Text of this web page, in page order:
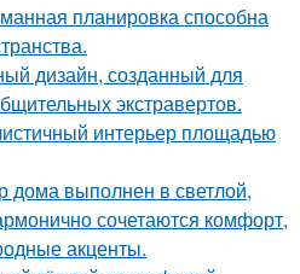
планировка способна
дизайн, созданный для
экстравертов.
интерьер площадью
выполнен в светлой,
сочетаются комфорт,
акценты.